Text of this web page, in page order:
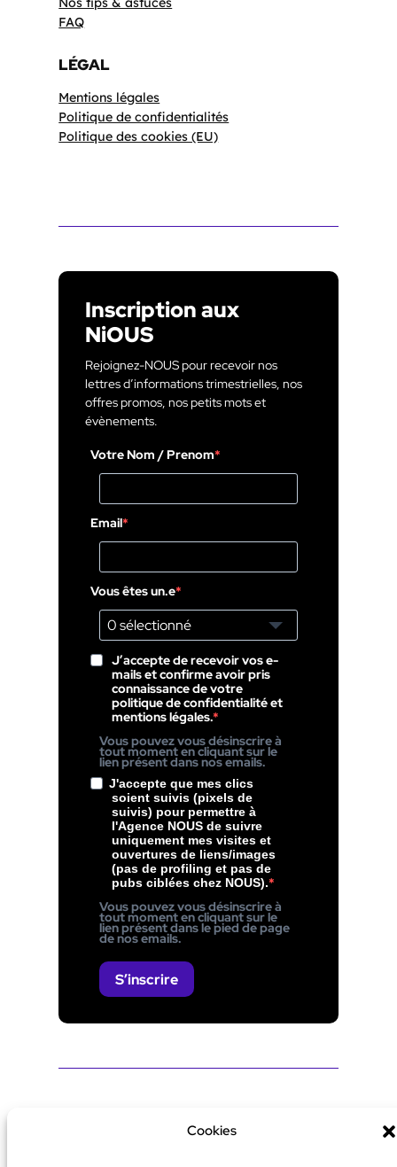
Cookies
FAQ
LÉGAL
Mentions légales
Politique de confidentialités
Politique des cookies (EU)
Inscription aux
NiOUS
Rejoignez-NOUS pour recevoir nos
lettres d’informations trimestrielles, nos
offres promos, nos petits mots et
évènements.
Votre Nom / Prenom
Email
Vous êtes un.e
0 sélectionné
J’accepte de recevoir vos e-
mails et confirme avoir pris
connaissance de votre
politique de confidentialité et
mentions légales.
Vous pouvez vous désinscrire à
tout moment en cliquant sur le
lien présent dans nos emails.
J'accepte que mes clics
soient suivis (pixels de
suivis) pour permettre à
l'Agence NOUS de suivre
uniquement mes visites et
ouvertures de liens/images
(pas de profiling et pas de
pubs ciblées chez NOUS).
Vous pouvez vous désinscrire à
tout moment en cliquant sur le
lien présent dans le pied de page
de nos emails.
S’inscrire
NOUS, Ouvert, Utile & Simple